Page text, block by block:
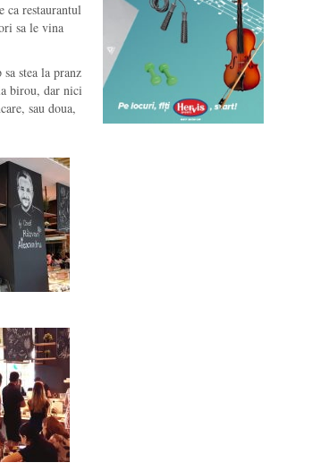
ca restaurantul
sa le vina
stea la pranz
birou, dar nici
sau doua,